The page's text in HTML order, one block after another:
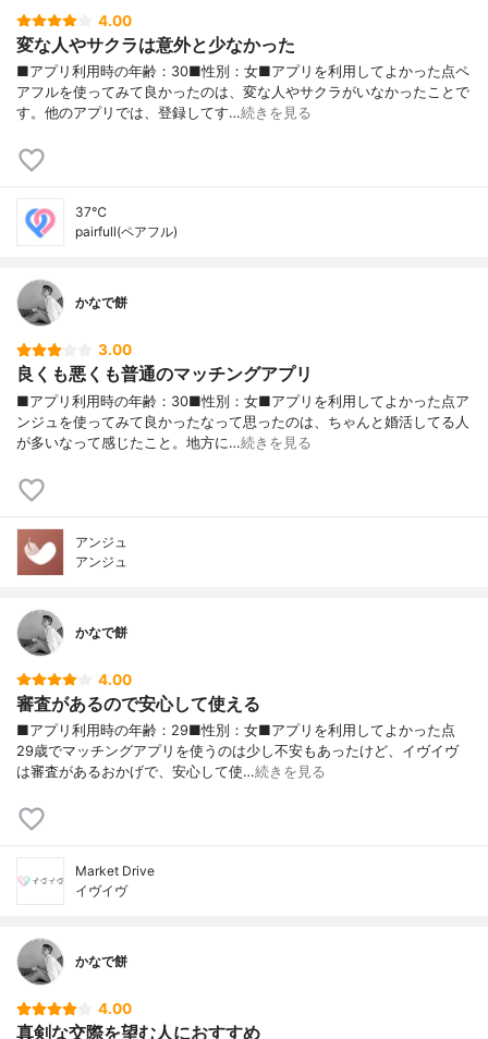
4.00
変な人やサクラは意外と少なかった
■アプリ利用時の年齢：30■性別：女■アプリを利用してよかった点ペ
アフルを使ってみて良かったのは、変な人やサクラがいなかったことで
す。他のアプリでは、登録してす…続きを見る
37℃
pairfull(ペアフル)
かなで餅
3.00
良くも悪くも普通のマッチングアプリ
■アプリ利用時の年齢：30■性別：女■アプリを利用してよかった点ア
ンジュを使ってみて良かったなって思ったのは、ちゃんと婚活してる人
が多いなって感じたこと。地方に…続きを見る
アンジュ
アンジュ
かなで餅
4.00
審査があるので安心して使える
■アプリ利用時の年齢：29■性別：女■アプリを利用してよかった点
29歳でマッチングアプリを使うのは少し不安もあったけど、イヴイヴ
は審査があるおかげで、安心して使…続きを見る
Market Drive
イヴイヴ
かなで餅
4.00
真剣な交際を望む人におすすめ